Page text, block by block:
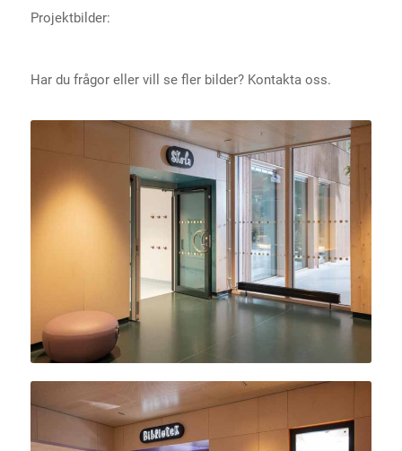
Projektbilder:
Har du frågor eller vill se fler bilder? Kontakta oss.